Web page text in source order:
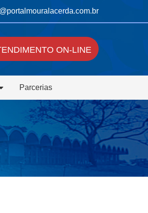
ON-LINE
Parcerias